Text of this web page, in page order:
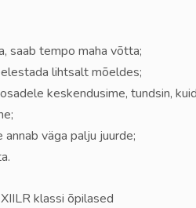
saab tempo maha võtta;
lihtsalt mõeldes;
keskendusime, tundsin,
väga palju juurde;
klassi õpilased